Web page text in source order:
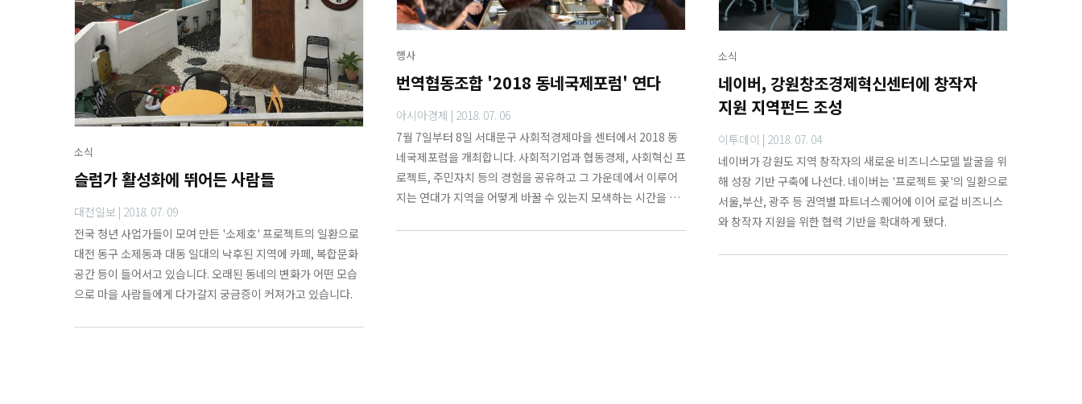
소식
슬럼가 활성화에 뛰어든 사람들
대전일보 | 2018. 07. 09
전국 청년 사업가들이 모여 만든 '소제호' 프로젝트의 일환으로
대전 동구 소제동과 대동 일대의 낙후된 지역에 카페, 복합문화
공간 등이 들어서고 있습니다. 오래된 동네의 변화가 어떤 모습
으로 마을 사람들에게 다가갈지 궁금증이 커져가고 있습니다.
행사
번역협동조합 '2018 동네국제포럼' 연다
아시아경제 | 2018. 07. 06
7월 7일부터 8일 서대문구 사회적경제마을 센터에서 2018 동
네국제포럼을 개최합니다. 사회적기업과 협동경제, 사회혁신 프
로젝트, 주민자치 등의 경험을 공유하고 그 가운데에서 이루어
지는 연대가 지역을 어떻게 바꿀 수 있는지 모색하는 시간을 가
소식
네이버, 강원창조경제혁신센터에 창작자
지원 지역펀드 조성
이투데이 | 2018. 07. 04
네이버가 강원도 지역 창작자의 새로운 비즈니스모델 발굴을 위
해 성장 기반 구축에 나선다. 네이버는 '프로젝트 꽃'의 일환으로
서울,부산, 광주 등 권역별 파트너스퀘어에 이어 로컬 비즈니스
와 창작자 지원을 위한 협력 기반을 확대하게 됐다.